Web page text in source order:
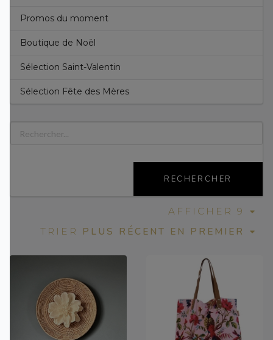
Promos du moment
Boutique de Noël
Sélection Saint-Valentin
Sélection Fête des Mères
RECHERCHER
AFFICHER 9
TRIER
PLUS RÉCENT EN PREMIER